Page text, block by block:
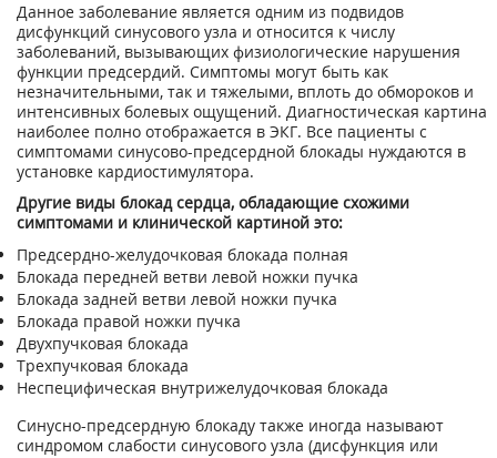
Данное заболевание является одним из подвидов
дисфункций синусового узла и относится к числу
заболеваний, вызывающих физиологические нарушения
функции предсердий. Симптомы могут быть как
незначительными, так и тяжелыми, вплоть до обмороков и
интенсивных болевых ощущений. Диагностическая картина
наиболее полно отображается в ЭКГ. Все пациенты с
симптомами синусово-предсердной блокады нуждаются в
установке кардиостимулятора.
Другие виды блокад сердца, обладающие схожими
симптомами и клинической картиной это:
Предсердно-желудочковая блокада полная
Блокада передней ветви левой ножки пучка
Блокада задней ветви левой ножки пучка
Блокада правой ножки пучка
Двухпучковая блокада
Трехпучковая блокада
Неспецифическая внутрижелудочковая блокада
Синусно-предсердную блокаду также иногда называют
синдромом слабости синусового узла (дисфункция или